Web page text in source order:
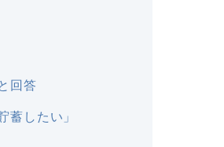
回答
蓄したい」